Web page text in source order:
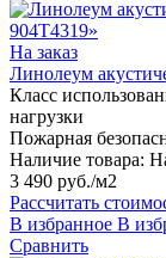
На заказ
Линолеум
Класс
нагрузки
Пожарная
Наличие товара:
3 490 руб./м2
Рассчитать
В избранное В
Сравнить